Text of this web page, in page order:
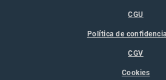
CGU
Política de
CGV
Cookies